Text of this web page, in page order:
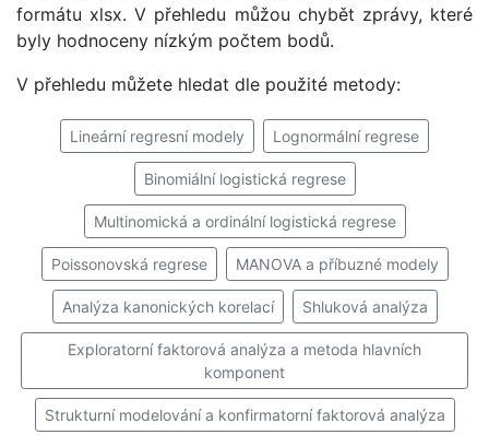
formátu xlsx. V přehledu můžou chybět zprávy, které
byly hodnoceny nízkým počtem bodů.
V přehledu můžete hledat dle použité metody:
Lineární regresní modely Lognormální regrese
Binomiální logistická regrese
Multinomická a ordinální logistická regrese
Poissonovská regrese MANOVA a příbuzné modely
Analýza kanonických korelací Shluková analýza
Exploratorní faktorová analýza a metoda hlavních
komponent
Strukturní modelování a konfirmatorní faktorová analýza